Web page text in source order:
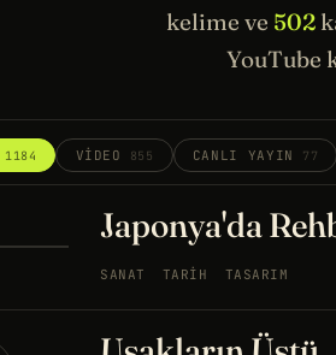
kelime ve 502
YouTube
1184 VIDEO 855 CANLI YAYIN 77
Japonya'da
SANAT TARIH TASARIM